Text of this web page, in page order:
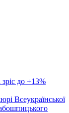
зріс до +13%
Всеукраїнської